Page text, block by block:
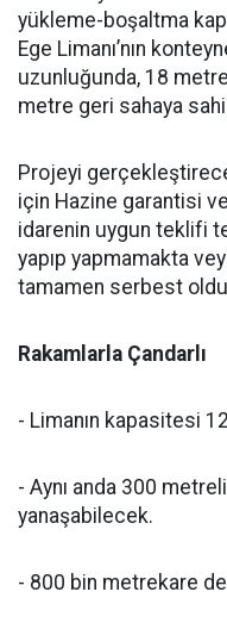
yükleme-boşaltma
Ege Limanı’nın
uzunluğunda, 18
metre geri sahaya
Projeyi
için Hazine garantisi
idarenin uygun teklifi
yapıp yapmamakta
tamamen serbest
Rakamlarla Çandarlı
- Limanın kapasitesi
- Aynı anda 300
yanaşabilecek.
- 800 bin metrekare